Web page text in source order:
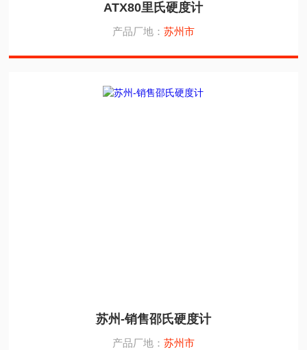
ATX80里氏硬度计
产品厂地： 苏州市
苏州-销售邵氏硬度计
产品厂地： 苏州市